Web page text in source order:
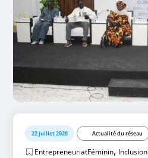
22 juillet 2026 Actualité du réseau
EntrepreneuriatFéminin,